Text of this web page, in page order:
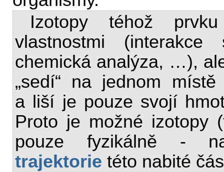
Izotopy téhož
vlastnostmi
chemická analýza, …),
„sedí“ na jednom
a liší je pouze svojí
Proto je možné izotopy
pouze fyzikálně -
trajektorie této nabité